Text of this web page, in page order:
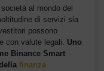
al mondo del
di servizi sia
possono
con valute legali. Uno
Binance Smart
finanza